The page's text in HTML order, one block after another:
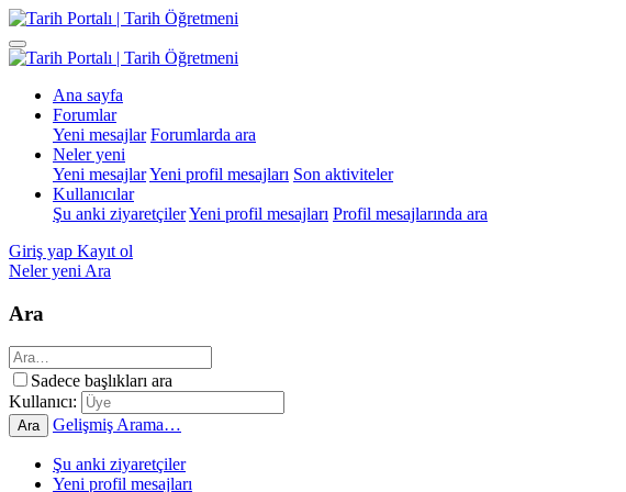
Ana sayfa
Forumlar
Yeni mesajlar Forumlarda ara
Neler yeni
Yeni mesajlarYeni profil mesajları Son aktiviteler
Kullanıcılar
Şu anki ziyaretçilerYeni profil mesajları Profil mesajlarında ara
Giriş yap Kayıt ol
Neler yeni Ara
Ara
Sadece başlıkları ara
Kullanıcı:
Ara Gelişmiş Arama…
Şu anki ziyaretçiler
Yeni profil mesajları